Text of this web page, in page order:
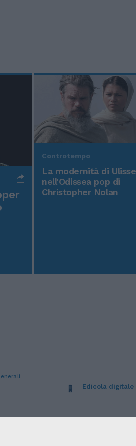
Controtempo
La modernità di Ulisse
nell'Odissea pop di
Christopher Nolan
Edicola digitale